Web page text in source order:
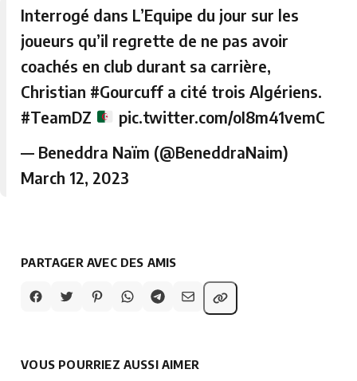
Interrogé dans L’Equipe du jour sur les
joueurs qu’il regrette de ne pas avoir
coachés en club durant sa carrière,
Christian #Gourcuff a cité trois Algériens.
#TeamDZ
pic.twitter.com/oI8m41vemC
— Beneddra Naïm (@BeneddraNaim)
March 12, 2023
PARTAGER AVEC DES AMIS
VOUS POURRIEZ AUSSI AIMER